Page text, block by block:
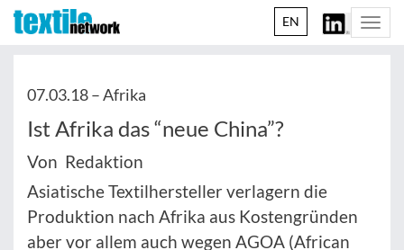
EN
07.03.18 –Afrika
Ist Afrika das “neue China”?
Von Redaktion
Asiatische Textilhersteller verlagern die
Produktion nach Afrika aus Kostengründen
aber vor allem auch wegen AGOA (African